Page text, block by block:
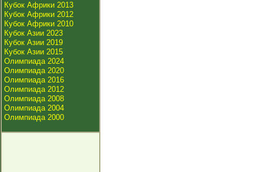
Кубок Африки 2013
Кубок Африки 2012
Кубок Африки 2010
Кубок Азии 2023
Кубок Азии 2019
Кубок Азии 2015
Олимпиада 2024
Олимпиада 2020
Олимпиада 2016
Олимпиада 2012
Олимпиада 2008
Олимпиада 2004
Олимпиада 2000